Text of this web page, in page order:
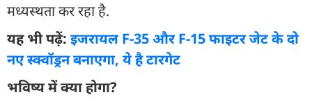
मध्यस्थता कर रहा है.
यह भी पढ़ें: इजरायल F-35 और F-15 फाइटर जेट के दो
नए स्क्वॉड्रन बनाएगा, ये है टारगेट
भविष्य में क्या होगा?